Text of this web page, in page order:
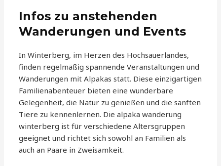
Infos zu anstehenden
Wanderungen und Events
In Winterberg, im Herzen des Hochsauerlandes,
finden regelmäßig spannende Veranstaltungen und
Wanderungen mit Alpakas statt. Diese einzigartigen
Familienabenteuer bieten eine wunderbare
Gelegenheit, die Natur zu genießen und die sanften
Tiere zu kennenlernen. Die alpaka wanderung
winterberg ist für verschiedene Altersgruppen
geeignet und richtet sich sowohl an Familien als
auch an Paare in Zweisamkeit.